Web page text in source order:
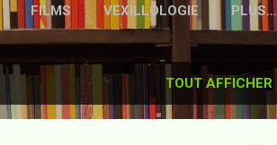
FILMS VEXILLOLOGIE PLUS…
TOUT AFFICHER